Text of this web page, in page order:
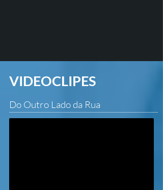
VIDEOCLIPES
Do Outro Lado da Rua